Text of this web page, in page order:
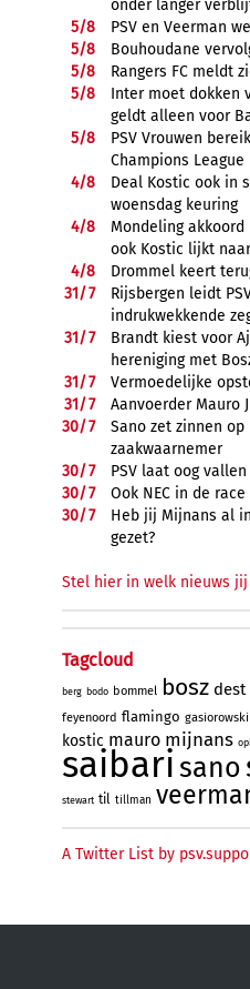
onder langer
5/8
PSV en Veerman
5/8
Bouhoudane
5/8
Rangers FC meldt
5/8
Inter moet dokken
geldt alleen voor
5/8
PSV Vrouwen
Champions League
4/8
Deal Kostic ook in
woensdag keuring
4/8
Mondeling akkoord
ook Kostic lijkt
4/8
Drommel keert
31/7
Rijsbergen leidt
indrukwekkende
31/7
Brandt kiest voor
hereniging met
31/7
Vermoedelijke
31/7
Aanvoerder Mauro
30/7
Sano zet zinnen op
zaakwaarnemer
30/7
PSV laat oog
30/7
Ook NEC in de
30/7
Heb jij Mijnans al
gezet?
Stel hier in welk nieuws
Tagcloud
berg bodo bommel bosz dest
feyenoord flamingo gasiorowski
kostic mauro mijnans
saibari sano
stewart til tillman
A Twitter List by